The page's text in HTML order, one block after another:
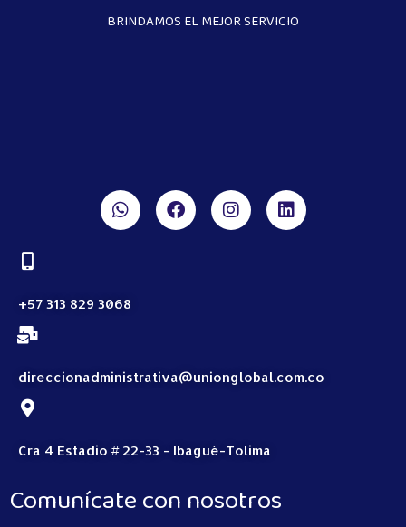
BRINDAMOS EL MEJOR SERVICIO
+57 313 829 3068
direccionadministrativa@unionglobal.com.co
Cra 4 Estadio # 22-33 - Ibagué-Tolima
Comunícate con nosotros